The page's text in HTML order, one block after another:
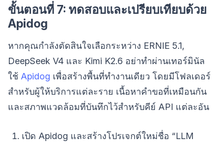
ขั้นตอนที่ 7: ทดสอบและเปรียบเทียบด้วย
Apidog
หากคุณกำลังตัดสินใจเลือกระหว่าง ERNIE 5.1,
DeepSeek V4 และ Kimi K2.6 อย่าทำผ่านเทอร์มินัล
ใช้ Apidog เพื่อสร้างพื้นที่ทำงานเดียว โดยมีโฟลเดอร์
สำหรับผู้ให้บริการแต่ละราย เนื้อหาคำขอที่เหมือนกัน
และสภาพแวดล้อมที่บันทึกไว้สำหรับคีย์ API แต่ละอัน
เปิด Apidog และสร้างโปรเจกต์ใหม่ชื่อ “LLM